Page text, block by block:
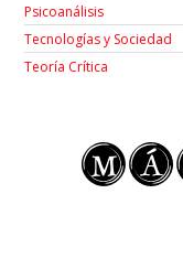
Psicoanálisis
Tecnologías y Sociedad
Teoría Crítica